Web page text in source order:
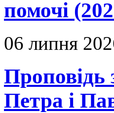
помочі
06 липня
Проповідь
Петра і